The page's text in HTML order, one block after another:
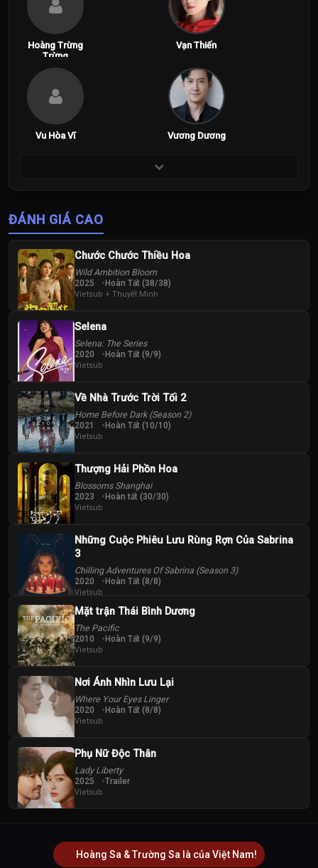
Hoàng Trừng
Trừng
Vạn Thiến
Vu Hòa Vĩ Vương Dương
ĐÁNH GIÁ CAO
Chước Chước Thiều Hoa
Wild Ambition Bloom
2025 Hoàn Tất (38/38)
Vietsub + Thuyết Minh
Selena
Selena: The Series
2020 Hoàn Tất (9/9)
Vietsub
Về Nhà Trước Trời Tối 2
Home Before Dark (Season 2)
2021 Hoàn Tất (10/10)
Vietsub
Thượng Hải Phồn Hoa
Blossoms Shanghai
2023 Hoàn tất (30/30)
Vietsub
Những Cuộc Phiêu Lưu Rùng Rợn Của Sabrina
3
Chilling Adventures Of Sabrina (Season 3)
2020 Hoàn Tất (8/8)
Vietsub
Mặt trận Thái Bình Dương
The Pacific
2010 Hoàn Tất (9/9)
Vietsub
Nơi Ánh Nhìn Lưu Lại
Where Your Eyes Linger
2020 Hoàn Tất (8/8)
Vietsub
Phụ Nữ Độc Thân
Lady Liberty
2025 Trailer
Vietsub
Hoàng Sa & Trường Sa là của Việt Nam!